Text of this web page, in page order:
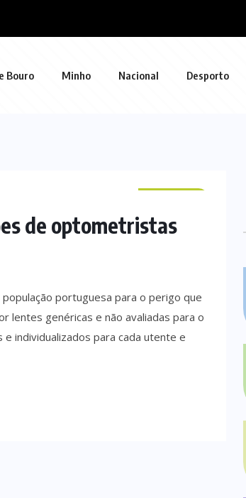
Bouro Minho Nacional Desporto
de optometristas
portuguesa para o perigo que
lentes genéricas e não avaliadas para o
individualizados para cada utente e